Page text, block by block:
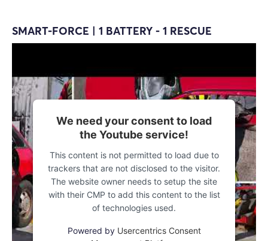
SMART-FORCE | 1 BATTERY - 1 RESCUE
We need your consent to load
the Youtube service!
This content is not permitted to load due to
trackers that are not disclosed to the visitor.
The website owner needs to setup the site
with their CMP to add this content to the list
of technologies used.
Powered by Usercentrics Consent